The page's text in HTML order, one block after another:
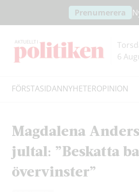
innehållet
headern
Prenumerera
6
FÖRSTASIDANNYHETEROPINION
Magdalena
jultal: ”Beskatta
övervinster”